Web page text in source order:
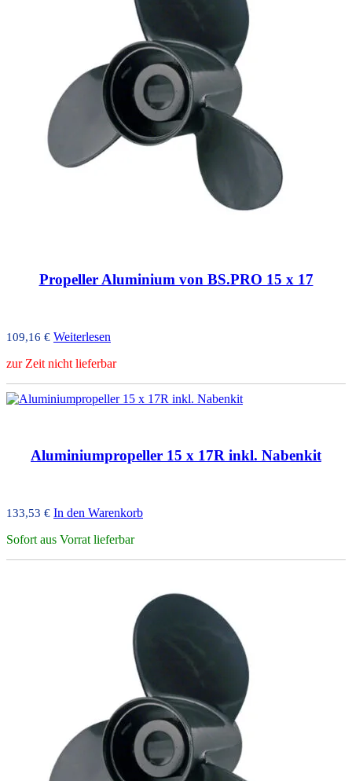
Propeller Aluminium von BS.PRO 15 x 17
109,16 € Weiterlesen
zur Zeit nicht lieferbar
Aluminiumpropeller 15 x 17R inkl. Nabenkit
133,53 € In den Warenkorb
Sofort aus Vorrat lieferbar